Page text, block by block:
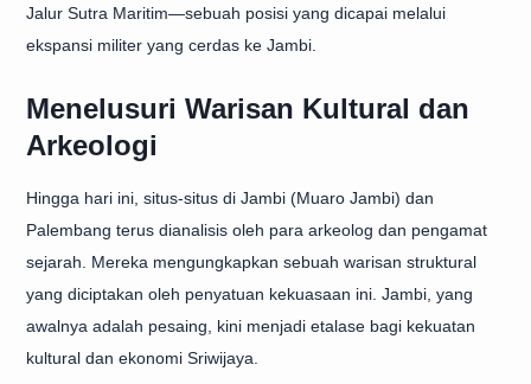
Jalur Sutra Maritim—sebuah posisi yang dicapai melalui
ekspansi militer yang cerdas ke Jambi.
Menelusuri Warisan Kultural dan
Arkeologi
Hingga hari ini, situs-situs di Jambi (Muaro Jambi) dan
Palembang terus dianalisis oleh para arkeolog dan pengamat
sejarah. Mereka mengungkapkan sebuah warisan struktural
yang diciptakan oleh penyatuan kekuasaan ini. Jambi, yang
awalnya adalah pesaing, kini menjadi etalase bagi kekuatan
kultural dan ekonomi Sriwijaya.